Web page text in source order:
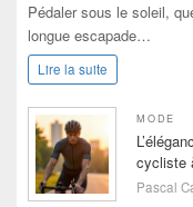
Pédaler sous le soleil,
longue escapade…
Lire la suite
MODE
cycliste
Pascal